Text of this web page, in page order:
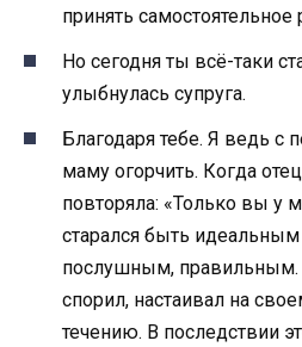
принять
Но сегодня ты всё-таки
улыбнулась супруга.
Благодаря тебе. Я ведь с
маму огорчить. Когда
повторяла: «Только вы у
старался быть
послушным, правильным.
спорил, настаивал на
течению. В последствии